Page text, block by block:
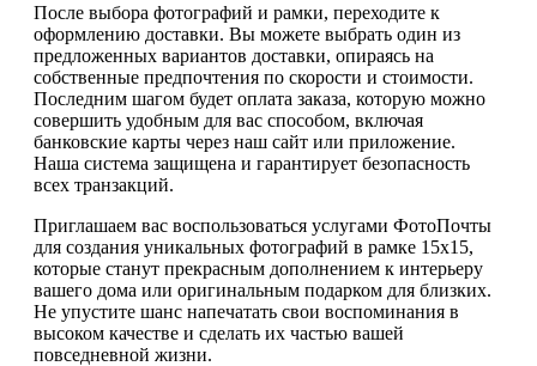
После выбора фотографий и рамки, переходите к
оформлению доставки. Вы можете выбрать один из
предложенных вариантов доставки, опираясь на
собственные предпочтения по скорости и стоимости.
Последним шагом будет оплата заказа, которую можно
совершить удобным для вас способом, включая
банковские карты через наш сайт или приложение.
Наша система защищена и гарантирует безопасность
всех транзакций.
Приглашаем вас воспользоваться услугами ФотоПочты
для создания уникальных фотографий в рамке 15х15,
которые станут прекрасным дополнением к интерьеру
вашего дома или оригинальным подарком для близких.
Не упустите шанс напечатать свои воспоминания в
высоком качестве и сделать их частью вашей
повседневной жизни.